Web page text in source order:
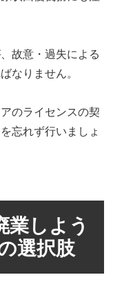
故意・過失による
なりません。
のライセンスの契
忘れず行いましょ
業しよう
選択肢